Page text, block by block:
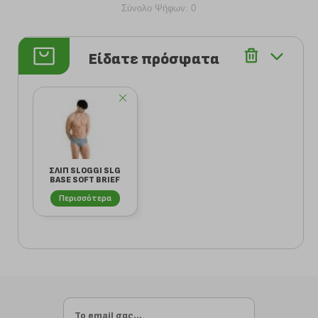
Σύνολο Ψήφων: 0
Είδατε πρόσφατα
ΣΛΙΠ SLOGGI SLG
BASE SOFT BRIEF
2ΤΜΧ ΣΥΝΔΥΑΣ...
Περισσότερα